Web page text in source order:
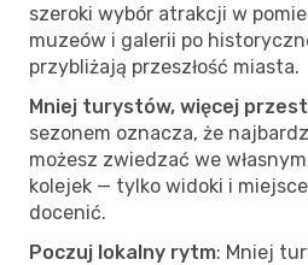
szeroki wybór atrakcji w
muzeów i galerii po
przybliżają przeszłość miasta.
Mniej turystów, więcej
sezonem oznacza, że
możesz zwiedzać we
kolejek — tylko widoki i
docenić.
Poczuj lokalny rytm: Mniej